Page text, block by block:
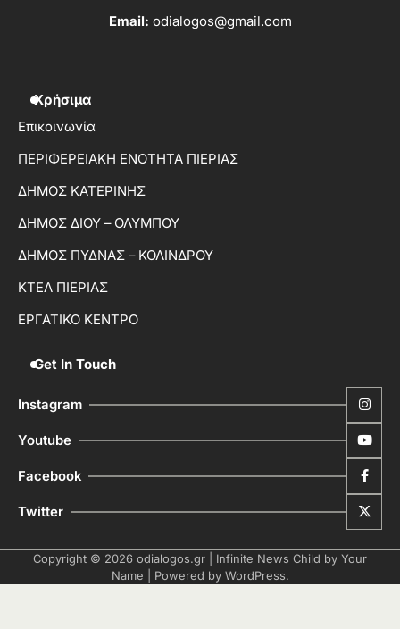
Email: odialogos@gmail.com
Χρήσιμα
Επικοινωνία
ΠΕΡΙΦΕΡΕΙΑΚΗ ΕΝΟΤΗΤΑ ΠΙΕΡΙΑΣ
ΔΗΜΟΣ ΚΑΤΕΡΙΝΗΣ
ΔΗΜΟΣ ΔΙΟΥ – ΟΛΥΜΠΟΥ
ΔΗΜΟΣ ΠΥΔΝΑΣ – ΚΟΛΙΝΔΡΟΥ
ΚΤΕΛ ΠΙΕΡΙΑΣ
ΕΡΓΑΤΙΚΟ ΚΕΝΤΡΟ
Get In Touch
Instagram
Youtube
Facebook
Twitter
Copyright © 2026 odialogos.gr | Infinite News Child by Your
Name | Powered by WordPress.